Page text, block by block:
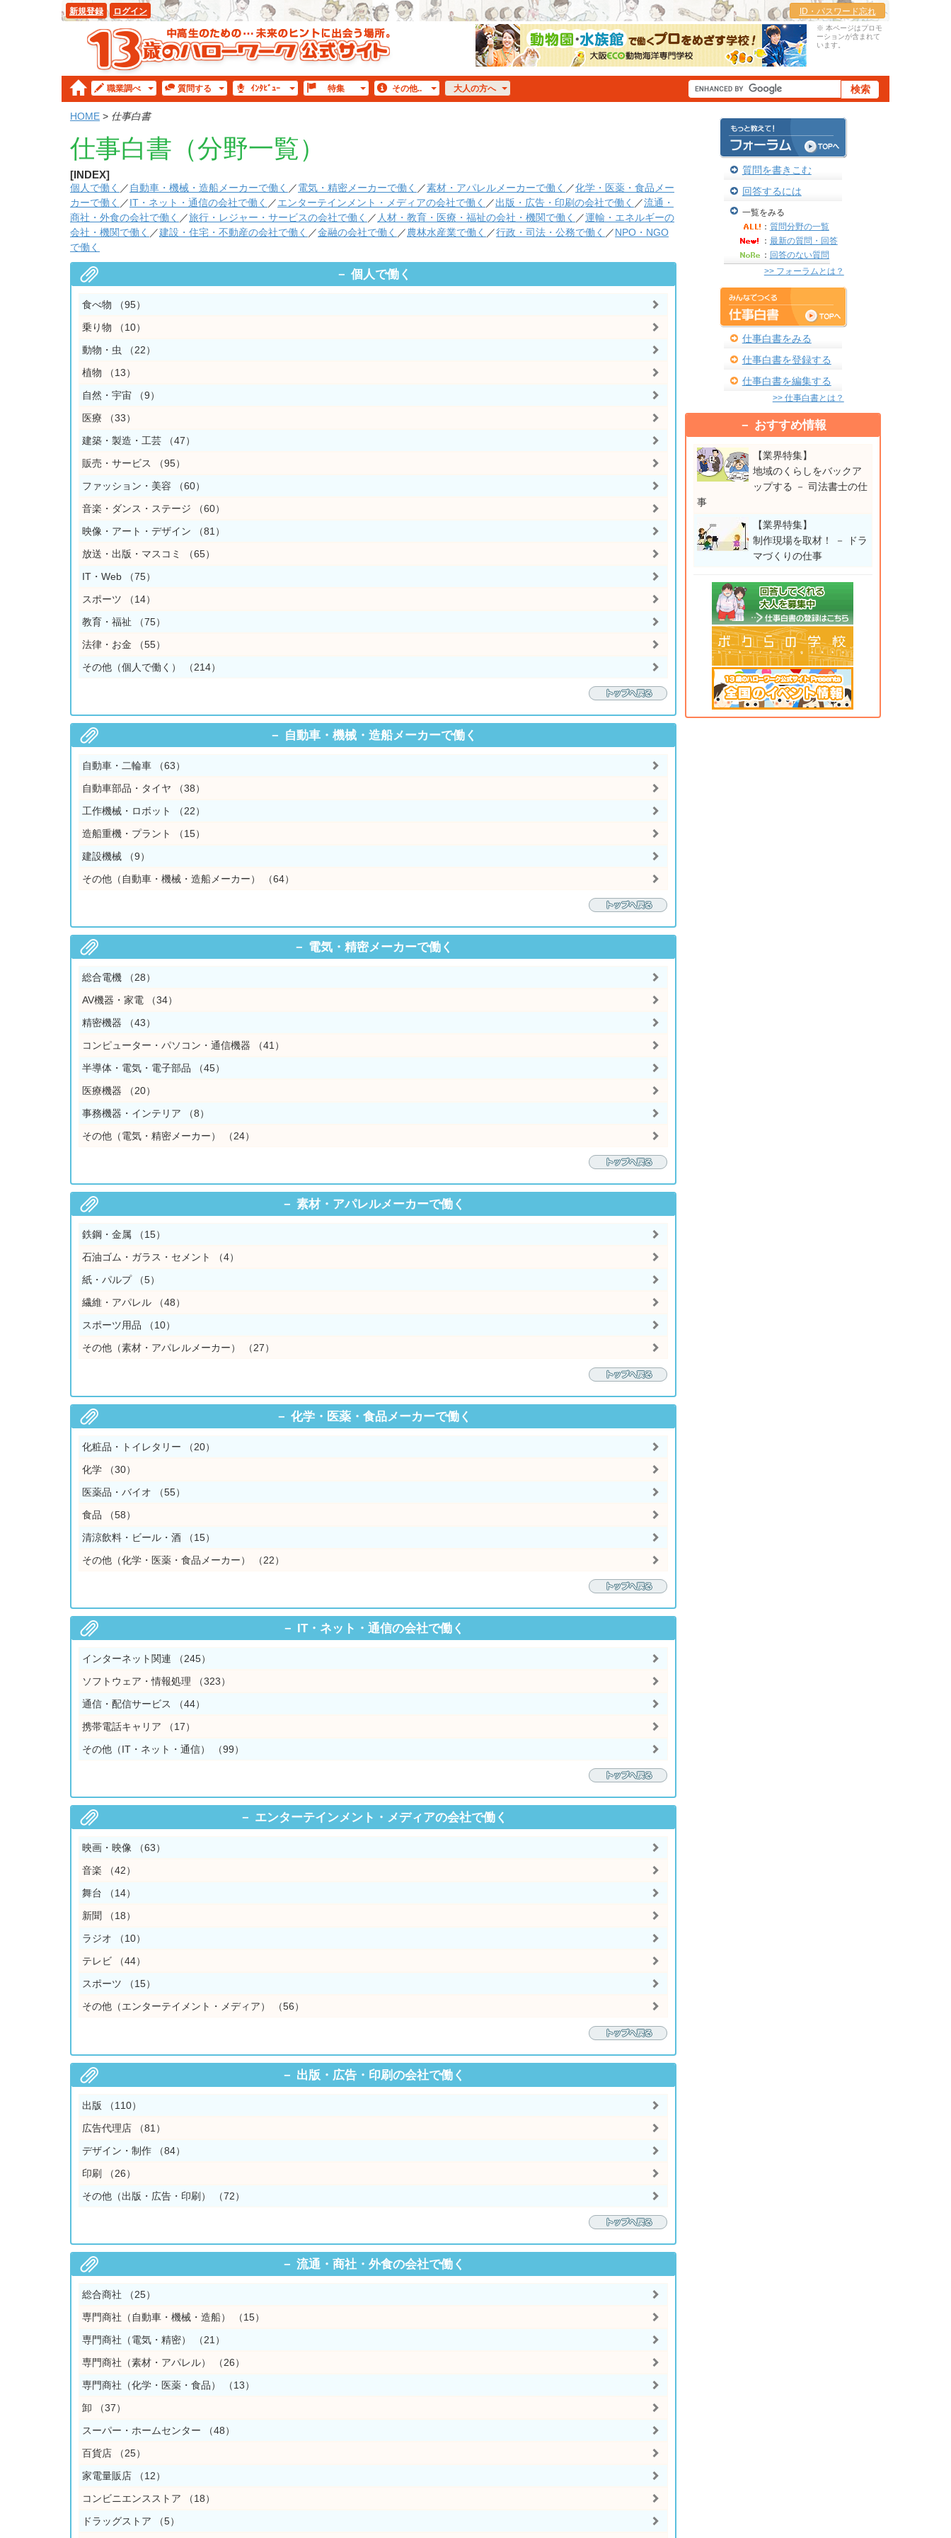
新規登録 ログイン ID・パスワード忘れ
※ 本ページはプロモ
ーションが含まれて
います。
職業調べ 質問する ｲﾝﾀﾋﾞｭｰ 特集 その他.. 大人の方へ
HOME > 仕事白書
仕事白書（分野一覧）
[INDEX]
個人で働く ／ 自動車・機械・造船メーカーで働く ／電気・精密メーカーで働く ／素材・アパレルメーカーで働く ／化学・医薬・食品メー
カーで働く ／IT・ネット・通信の会社で働く ／エンターテインメント・メディアの会社で働く ／出版・広告・印刷の会社で働く ／流通・
商社・外食の会社で働く ／旅行・レジャー・サービスの会社で働く ／ 人材・教育・医療・福祉の会社・機関で働く ／運輸・エネルギーの
会社・機関で働く ／建設・住宅・不動産の会社で働く ／金融の会社で働く ／農林水産業で働く ／行政・司法・公務で働く ／NPO・NGO
で働く
個人で働く
食べ物
（95）
乗り物
（10）
動物・虫
（22）
植物
（13）
自然・宇宙
（9）
医療
（33）
建築・製造・工芸
（47）
販売・サービス
（95）
ファッション・美容
（60）
音楽・ダンス・ステージ
（60）
映像・アート・デザイン
（81）
放送・出版・マスコミ
（65）
IT・Web
（75）
スポーツ
（14）
教育・福祉
（75）
法律・お金
（55）
その他（個人で働く）
（214）
自動車・機械・造船メーカーで働く
自動車・二輪車
（63）
自動車部品・タイヤ
（38）
工作機械・ロボット
（22）
造船重機・プラント
（15）
建設機械
（9）
その他（自動車・機械・造船メーカー）
（64）
電気・精密メーカーで働く
総合電機
（28）
AV機器・家電
（34）
精密機器
（43）
コンピューター・パソコン・通信機器
（41）
半導体・電気・電子部品
（45）
医療機器
（20）
事務機器・インテリア
（8）
その他（電気・精密メーカー）
（24）
素材・アパレルメーカーで働く
鉄鋼・金属
（15）
石油ゴム・ガラス・セメント
（4）
紙・パルプ
（5）
繊維・アパレル
（48）
スポーツ用品
（10）
その他（素材・アパレルメーカー）
（27）
化学・医薬・食品メーカーで働く
化粧品・トイレタリー
（20）
化学
（30）
医薬品・バイオ
（55）
食品
（58）
清涼飲料・ビール・酒
（15）
その他（化学・医薬・食品メーカー）
（22）
IT・ネット・通信の会社で働く
インターネット関連
（245）
ソフトウェア・情報処理
（323）
通信・配信サービス
（44）
携帯電話キャリア
（17）
その他（IT・ネット・通信）
（99）
エンターテインメント・メディアの会社で働く
映画・映像
（63）
音楽
（42）
舞台
（14）
新聞
（18）
ラジオ
（10）
テレビ
（44）
スポーツ
（15）
その他（エンターテイメント・メディア）
（56）
出版・広告・印刷の会社で働く
出版
（110）
広告代理店
（81）
デザイン・制作
（84）
印刷
（26）
その他（出版・広告・印刷）
（72）
流通・商社・外食の会社で働く
総合商社
（25）
専門商社（自動車・機械・造船）
（15）
専門商社（電気・精密）
（21）
専門商社（素材・アパレル）
（26）
専門商社（化学・医薬・食品）
（13）
卸
（37）
スーパー・ホームセンター
（48）
百貨店
（25）
家電量販店
（12）
コンビニエンスストア
（18）
ドラッグストア
（5）
質問を書きこむ
回答するには
一覧をみる
： 質問分野の一覧
： 最新の質問・回答
： 回答のない質問
>> フォーラムとは？
仕事白書をみる
仕事白書を登録する
仕事白書を編集する
>> 仕事白書とは？
おすすめ情報
【業界特集】
地域のくらしをバックア
ップする － 司法書士の仕
事
【業界特集】
制作現場を取材！ － ドラ
マづくりの仕事